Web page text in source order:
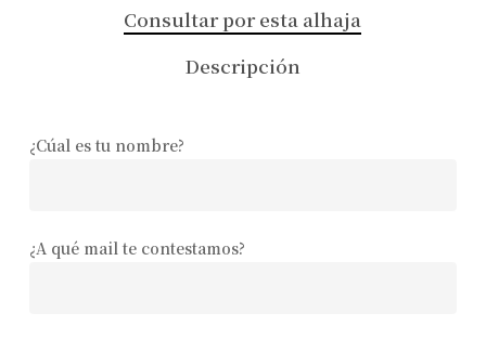
Consultar por esta alhaja
Descripción
¿Cúal es tu nombre?
¿A qué mail te contestamos?